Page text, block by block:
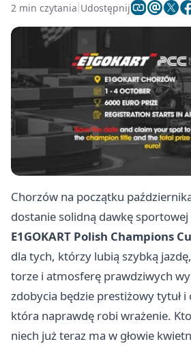
2 min czytania Udostępnij
Chorzów na początku
dostanie solidną dawkę
E1GOKART Polish Champions
dla tych, którzy lubią szybką
torze i atmosferę prawdziwych
zdobycia będzie prestiżowy tytuł i
która naprawdę robi wrażenie.
niech już teraz ma w głowie